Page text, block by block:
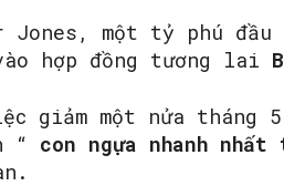
Jones, một tỷ phú
hợp đồng tương lai
giảm một nửa
“ con ngựa nhanh